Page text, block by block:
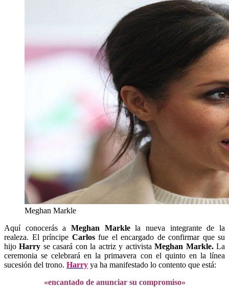
Meghan Markle
Aquí conocerás a Meghan Marklela nueva integrante de la
realeza. El príncipe Carlosfue el encargado de confirmar que su
hijoHarry se casará con la actriz y activistaMeghan Markle.La
ceremonia se celebrará en la primavera con el quinto en la línea
sucesión del trono. Harry ya ha manifestado lo contento que está:
«encantado de anunciar su compromiso»